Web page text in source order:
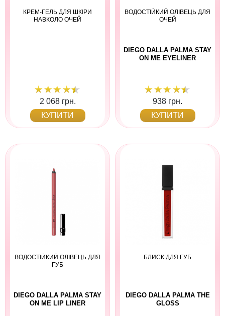
КРЕМ-ГЕЛЬ ДЛЯ ШКІРИ
НАВКОЛО ОЧЕЙ
2 068 грн.
КУПИТИ
ВОДОСТІЙКИЙ ОЛІВЕЦЬ ДЛЯ
ОЧЕЙ
DIEGO DALLA PALMA STAY
ON ME EYELINER
938 грн.
КУПИТИ
ВОДОСТІЙКИЙ ОЛІВЕЦЬ ДЛЯ
ГУБ
DIEGO DALLA PALMA STAY
ON ME LIP LINER
БЛИСК ДЛЯ ГУБ
DIEGO DALLA PALMA THE
GLOSS